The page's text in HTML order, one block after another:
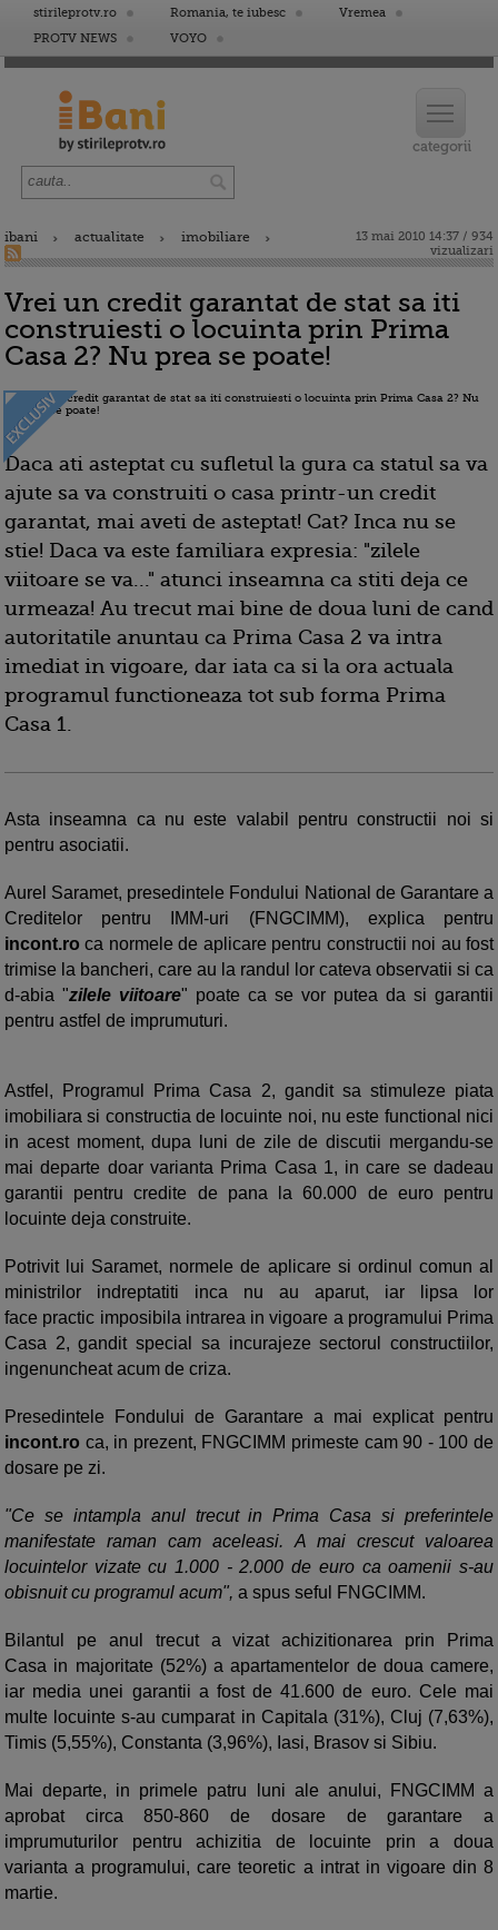
stirileprotv.ro Romania, te iubesc
Vremea
PROTV NEWS
VOYO
ibani actualitate imobiliare
13 mai 2010 14:37 / 934
vizualizari
Vrei un credit garantat de stat sa iti
construiesti o locuinta prin Prima
Casa 2? Nu prea se poate!
Daca ati asteptat cu sufletul la gura ca statul sa va
ajute sa va construiti o casa printr-un credit
garantat, mai aveti de asteptat! Cat? Inca nu se
stie! Daca va este familiara expresia: "zilele
viitoare se va..." atunci inseamna ca stiti deja ce
urmeaza! Au trecut mai bine de doua luni de cand
autoritatile anuntau ca Prima Casa 2 va intra
imediat in vigoare, dar iata ca si la ora actuala
programul functioneaza tot sub forma Prima
Casa 1.
Asta inseamna ca nu este valabil pentru constructii noi si
pentru asociatii.
Aurel Saramet, presedintele Fondului National de Garantare a
Creditelor pentru IMM-uri (FNGCIMM), explica pentru
incont.roca normele de aplicare pentru constructii noi au fost
trimise la bancheri, care au la randul lor cateva observatii si ca
d-abia "zilele viitoare" poate ca se vor putea da si garantii
pentru astfel de imprumuturi.
Astfel, Programul Prima Casa 2, gandit sa stimuleze piata
imobiliara si constructia de locuinte noi, nu este functional nici
in acest moment, dupa luni de zile de discutii mergandu-se
mai departe doar varianta Prima Casa 1, in care se dadeau
garantii pentru credite de pana la 60.000 de euro pentru
locuinte deja construite.
Potrivit lui Saramet, normele de aplicare si ordinul comun al
ministrilor indreptatiti inca nu au aparut, iar lipsa lor
face practic imposibila intrarea in vigoare a programului Prima
Casa 2, gandit special sa incurajeze sectorul constructiilor,
ingenuncheat acum de criza.
Presedintele Fondului de Garantare a mai explicat pentru
incont.ro ca, in prezent, FNGCIMM primeste cam 90 - 100 de
dosare pe zi.
"Ce se intampla anul trecut in Prima Casa si preferintele
manifestate raman cam aceleasi. A mai crescut valoarea
locuintelor vizate cu 1.000 - 2.000 de euro ca oamenii s-au
obisnuit cu programul acum", a spus seful FNGCIMM.
Bilantul pe anul trecut a vizat achizitionarea prin Prima
Casa in majoritate (52%) a apartamentelor de doua camere,
iar media unei garantii a fost de 41.600 de euro. Cele mai
multe locuinte s-au cumparat in Capitala (31%), Cluj (7,63%),
Timis (5,55%), Constanta (3,96%), Iasi, Brasov si Sibiu.
Mai departe, in primele patru luni ale anului, FNGCIMM a
aprobat circa 850-860 de dosare de garantare a
imprumuturilor pentru achizitia de locuinte prin a doua
varianta a programului, care teoretic a intrat in vigoare din 8
martie.